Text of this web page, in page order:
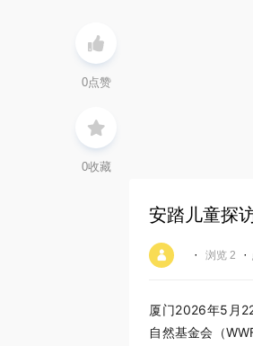
0点赞
0收藏
安踏儿童探
· 浏览 2 ·
厦门2026年5月
自然基金会（